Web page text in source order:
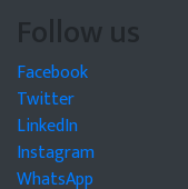
Follow us
Facebook
Twitter
LinkedIn
Instagram
WhatsApp